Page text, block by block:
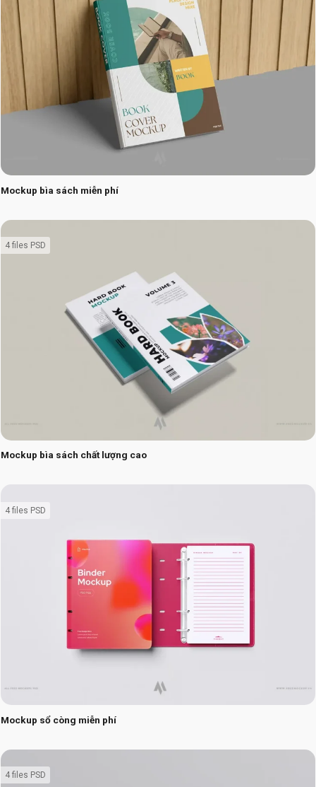
Mockup bìa sách miễn phí
Mockup bìa sách chất lượng cao
4 files PSD
Mockup sổ còng miễn phí
4 files PSD
4 files PSD